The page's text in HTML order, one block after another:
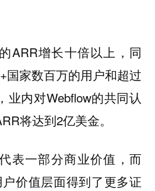
ARR增长十倍以上，同
国家数百万的用户和超过
业内对Webflow的共同认
将达到2亿美金。
表一部分商业价值，而
价值层面得到了更多证